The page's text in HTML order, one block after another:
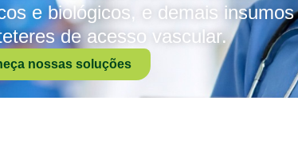
e biológicos, e demais
de acesso vascular.
nossas soluções